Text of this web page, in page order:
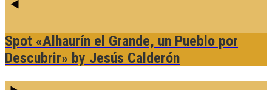
Spot «Alhaurín el Grande, un Pueblo por
Descubrir» by Jesús Calderón